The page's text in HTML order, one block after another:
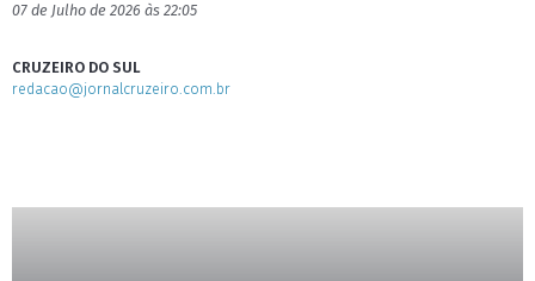
07 de Julho de 2026 às 22:05
CRUZEIRO DO SUL
redacao@jornalcruzeiro.com.br